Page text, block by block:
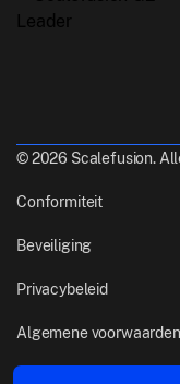
© 2026 Scalefusion.
Conformiteit
Beveiliging
Privacybeleid
Algemene voorwaarden